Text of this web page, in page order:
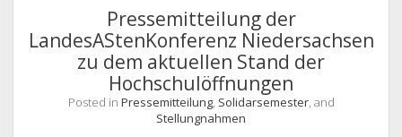
aktuellen
Wintersemester
Pressemitteilung der
LandesAStenKonferenz Niedersachsen
zu dem aktuellen Stand der
Hochschulöffnungen
Posted in Pressemitteilung, Solidarsemester, and
Stellungnahmen